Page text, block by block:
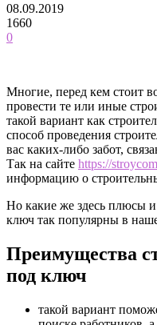
08.09.2019
1660
0
Многие, перед кем стоит
провести те или иные
такой вариант как
способ проведения
вас каких-либо забот,
Так на сайте https://
информацию о
Но какие же здесь плюсы
ключ так популярны в
Преимущества
под ключ
такой вариант